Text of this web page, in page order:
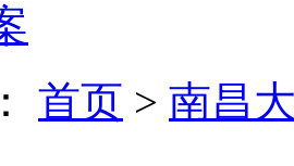
首页 > 南昌